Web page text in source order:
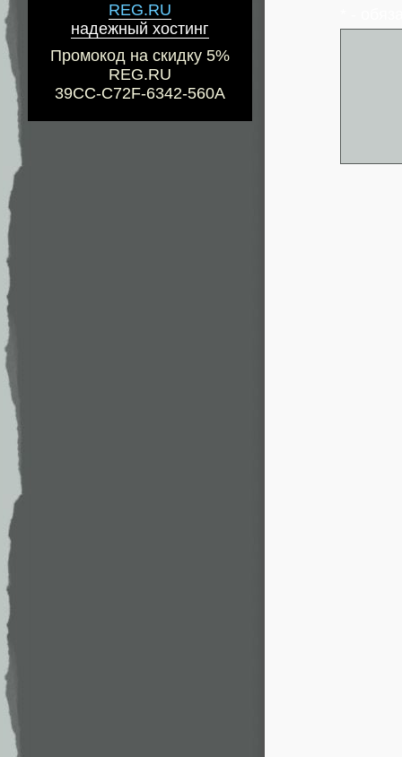
REG.RU
надежный хостинг
Промокод на скидку 5%
REG.RU
39CC-C72F-6342-560A